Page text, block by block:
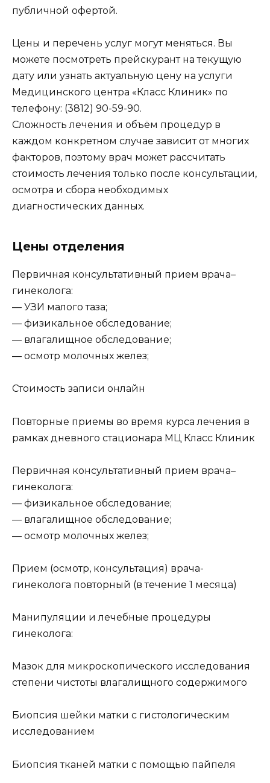
публичной офертой.
Цены и перечень услуг могут меняться. Вы
можете посмотреть прейскурант на текущую
дату или узнать актуальную цену на услуги
Медицинского центра «Класс Клиник» по
телефону: (3812) 90-59-90.
Сложность лечения и объём процедур в
каждом конкретном случае зависит от многих
факторов, поэтому врач может рассчитать
стоимость лечения только после консультации,
осмотра и сбора необходимых
диагностических данных.
Цены отделения
Первичная консультативный прием врача–
гинеколога:
— УЗИ малого таза;
— физикальное обследование;
— влагалищное обследование;
— осмотр молочных желез;
Стоимость записи онлайн
Повторные приемы во время курса лечения в
рамках дневного стационара МЦ Класс Клиник
Первичная консультативный прием врача–
гинеколога:
— физикальное обследование;
— влагалищное обследование;
— осмотр молочных желез;
Прием (осмотр, консультация) врача-
гинеколога повторный (в течение 1 месяца)
Манипуляции и лечебные процедуры
гинеколога:
Мазок для микроскопического исследования
степени чистоты влагалищного содержимого
Биопсия шейки матки с гистологическим
исследованием
Биопсия тканей матки с помощью пайпеля